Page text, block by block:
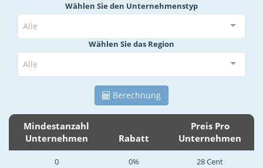
Wählen Sie den Unternehmenstyp
Alle
Wählen Sie das Region
Alle
Berechnung
Mindestanzahl
Unternehmen
Rabatt
Preis Pro
Unternehmen
0 0% 28 Cent